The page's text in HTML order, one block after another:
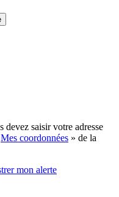
saisir votre adresse
Mes coordonnées » de la
mon alerte